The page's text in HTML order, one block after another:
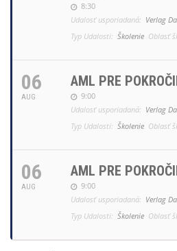
8:30
Udalosť usporiadaná: Verlag
Typ Udalosti: Školenie Oblasť
06
AUG
AML PRE
9:00
Udalosť usporiadaná: Verlag
Typ Udalosti: Školenie Oblasť
06
AUG
AML PRE
9:00
Udalosť usporiadaná: Verlag
Typ Udalosti: Školenie Oblasť